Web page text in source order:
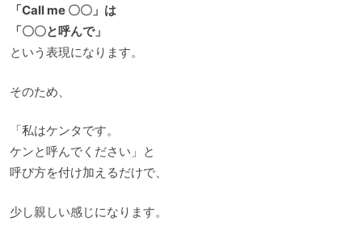
「Call me 〇〇」は
「〇〇と呼んで」
という表現になります。
そのため、
「私はケンタです。
ケンと呼んでください」と
呼び方を付け加えるだけで、
少し親しい感じになります。